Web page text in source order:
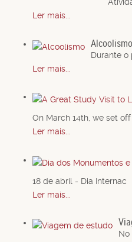
Ler mais...
Alcoolismo
Durante o
Ler mais...
On March 14th, we set off
Ler mais...
18 de abril - Dia Internac
Ler mais...
No